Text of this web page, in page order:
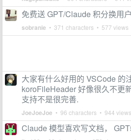
免费送 GPT/Claude 积分换用户
sobranie • 371 characters • 577 views
大家有什么好用的 VSCode 的
koroFileHeader 好像很久不更
支持不是很完善.
JoeJoeJoe • 96 characters • 944 views
Claude 模型喜欢写文档，